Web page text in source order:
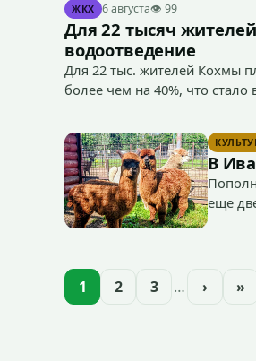
ЖКХ 6 августа👁 99
Для 22 тысяч
водоотведение
Для 22 тыс. жителей Кохмы
более чем на 40%, что
В
еще
1 2 3 … › »